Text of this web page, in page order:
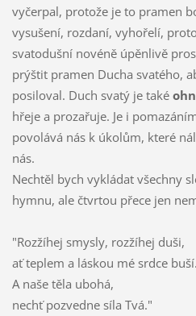
vyčerpal, protože je to pramen
vysušení, rozdaní, vyhořelí,
svatodušní novéně úpěnlivě
prýštit pramen Ducha svatého,
posiloval. Duch svatý je také
hřeje a prozařuje. Je i
povolává nás k úkolům, které
nás.
Nechtěl bych vykládat všechny
hymnu, ale čtvrtou přece jen
"Rozžíhej smysly, rozžíhej duši,
ať teplem a láskou mé srdce buší.
A naše těla ubohá,
nechť pozvedne síla Tvá."